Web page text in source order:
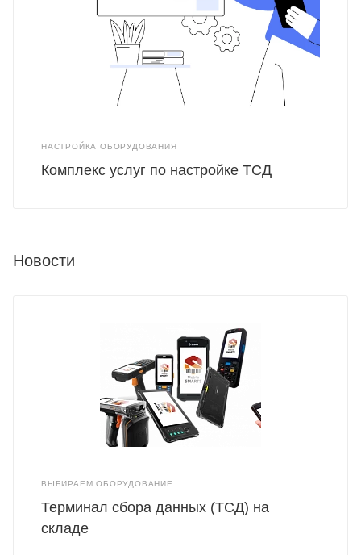
НАСТРОЙКА ОБОРУДОВАНИЯ
Комплекс услуг по настройке ТСД
Новости
ВЫБИРАЕМ ОБОРУДОВАНИЕ
Терминал сбора данных (ТСД) на
складе